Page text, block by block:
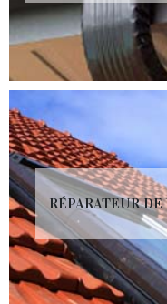
RÉPARATEUR